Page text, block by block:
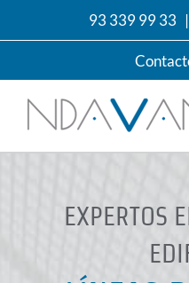
93 339 99 33 |
EXPERTOS